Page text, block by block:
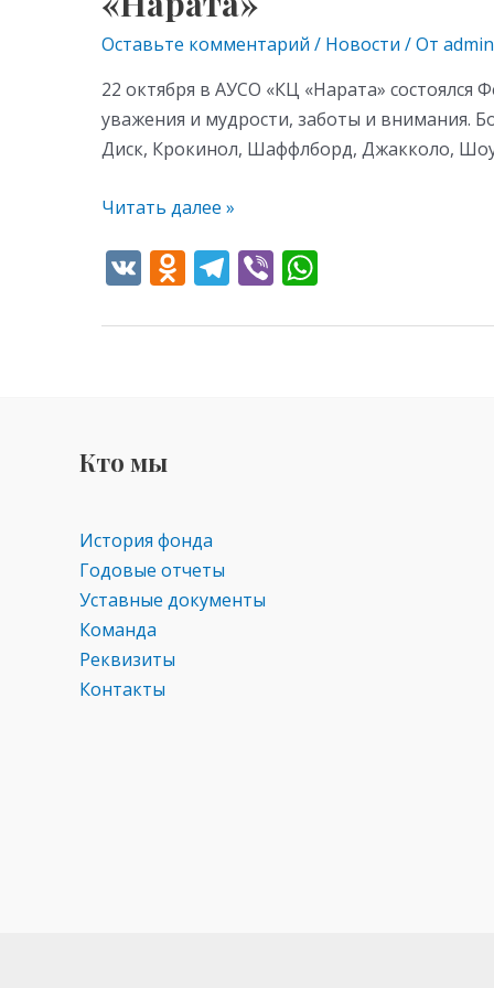
Оставьте комментарий / Новости / От admin
22 октября в АУСО «КЦ «Нарата»
уважения и мудрости, заботы и внимания.
Диск, Крокинол, Шаффлборд, Джакколо,
Читать далее »
V O
n
ki
T
e
Vi
er at
Кто мы
История фонда
Годовые отчеты
Уставные документы
Команда
Реквизиты
Контакты